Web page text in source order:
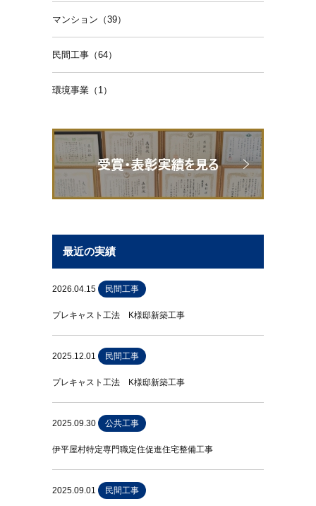
マンション（39）
民間工事（64）
環境事業（1）
最近の実績
2026.04.15 民間工事
プレキャスト工法 K様邸新築工事
2025.12.01 民間工事
プレキャスト工法 K様邸新築工事
2025.09.30 公共工事
伊平屋村特定専門職定住促進住宅整備工事
2025.09.01 民間工事